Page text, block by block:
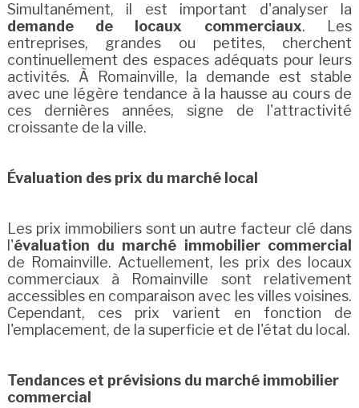
Simultanément, il est important d'analyser la
demande de locaux commerciaux. Les
entreprises, grandes ou petites, cherchent
continuellement des espaces adéquats pour leurs
activités. À Romainville, la demande est stable
avec une légère tendance à la hausse au cours de
ces dernières années, signe de l'attractivité
croissante de la ville.
Évaluation des prix du marché local
Les prix immobiliers sont un autre facteur clé dans
l'évaluation du marché immobilier commercial
de Romainville. Actuellement, les prix des locaux
commerciaux à Romainville sont relativement
accessibles en comparaison avec les villes voisines.
Cependant, ces prix varient en fonction de
l'emplacement, de la superficie et de l'état du local.
Tendances et prévisions du marché immobilier
commercial